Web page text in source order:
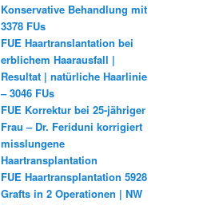
Konservative Behandlung mit
3378 FUs
FUE Haartranslantation bei
erblichem Haarausfall |
Resultat | natürliche Haarlinie
– 3046 FUs
FUE Korrektur bei 25-jähriger
Frau – Dr. Feriduni korrigiert
misslungene
Haartransplantation
FUE Haartransplantation 5928
Grafts in 2 Operationen | NW